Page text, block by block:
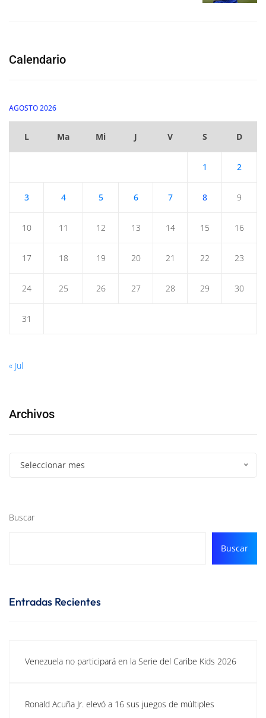
Calendario
AGOSTO 2026
L Ma Mi J V S D
1 2
3 4 5 6 7 8 9
10 11 12 13 14 15 16
17 18 19 20 21 22 23
24 25 26 27 28 29 30
31
« Jul
Archivos
Seleccionar mes
Buscar
Buscar
Entradas Recientes
Venezuela no participará en la Serie del Caribe Kids 2026
Ronald Acuña Jr. elevó a 16 sus juegos de múltiples